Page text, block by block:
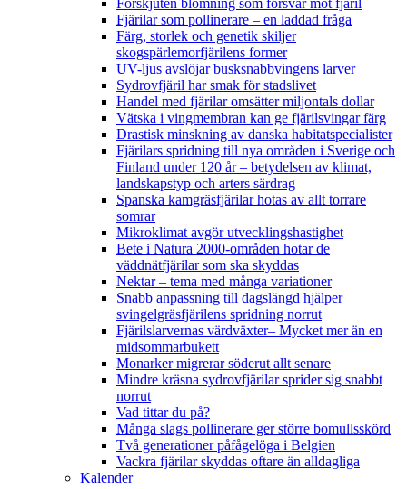
Fjärilar som pollinerare – en laddad fråga
Färg, storlek och genetik skiljer
skogspärlemorfjärilens former
UV-ljus avslöjar busksnabbvingens larver
Sydrovfjäril har smak för stadslivet
Handel med fjärilar omsätter miljontals dollar
Vätska i vingmembran kan ge fjärilsvingar färg
Drastisk minskning av danska habitatspecialister
Fjärilars spridning till nya områden i Sverige och
Finland under 120 år– betydelsen av klimat,
landskapstyp och arters särdrag
Spanska kamgräsfjärilar hotas av allt torrare
somrar
Mikroklimat avgör utvecklingshastighet
Bete i Natura 2000-områden hotar de
väddnätfjärilar som ska skyddas
Nektar – tema med många variationer
Snabb anpassning till dagslängd hjälper
svingelgräsfjärilens spridning norrut
Fjärilslarvernas värdväxter– Mycket mer än en
midsommarbukett
Monarker migrerar söderut allt senare
Mindre kräsna sydrovfjärilar sprider sig snabbt
norrut
Vad tittar du på?
Många slags pollinerare ger större bomullsskörd
Två generationer påfågelöga i Belgien
Vackra fjärilar skyddas oftare än alldagliga
Kalender